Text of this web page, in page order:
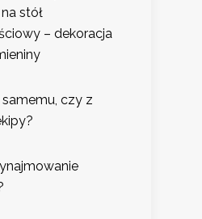
stół
– dekoracja
czy z